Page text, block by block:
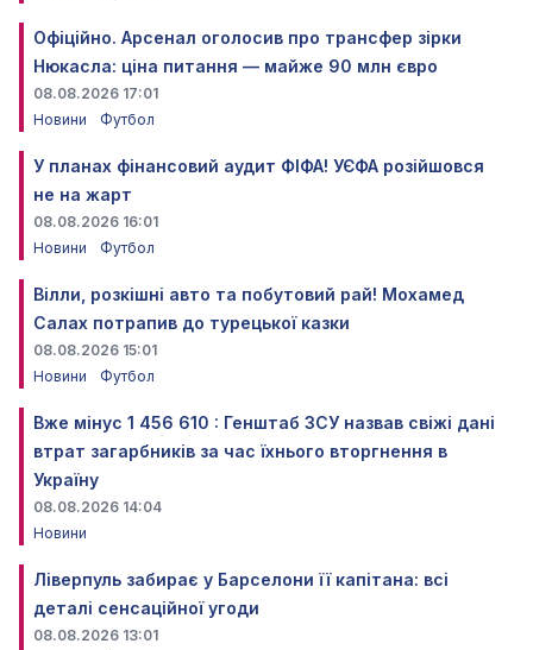
Офіційно. Арсенал оголосив про трансфер зірки
Нюкасла: ціна питання — майже 90 млн євро
08.08.2026 17:01
Новини
Футбол
У планах фінансовий аудит ФІФА! УЄФА розійшовся
не на жарт
08.08.2026 16:01
Новини
Футбол
Вілли, розкішні авто та побутовий рай! Мохамед
Салах потрапив до турецької казки
08.08.2026 15:01
Новини
Футбол
Вже мінус 1 456 610 : Генштаб ЗСУ назвав свіжі дані
втрат загарбників за час їхнього вторгнення в
Україну
08.08.2026 14:04
Новини
Ліверпуль забирає у Барселони її капітана: всі
деталі сенсаційної угоди
08.08.2026 13:01